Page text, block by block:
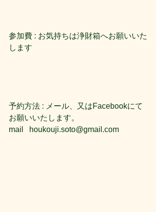
参加費 : お気持ちは浄財箱へお願いいた
します
予約方法 : メール、又はFacebookにて
お願いいたします。
mail   houkouji.soto@gmail.com